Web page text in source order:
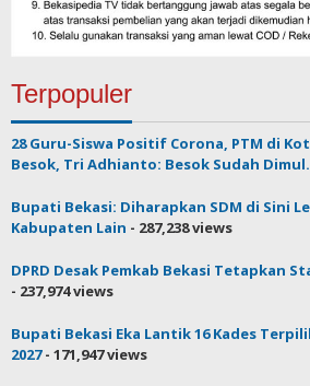
Terpopuler
28 Guru-Siswa Positif Corona, PTM di
Besok, Tri Adhianto: Besok Sudah
Bupati Bekasi: Diharapkan SDM di Sini
Kabupaten Lain - 287,238 views
DPRD Desak Pemkab Bekasi Tetapkan
- 237,974 views
Bupati Bekasi Eka Lantik 16 Kades
2027- 171,947 views